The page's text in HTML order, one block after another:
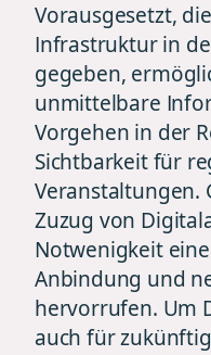
Vorausgesetzt,
Infrastruktur in
gegeben,
unmittelbare
Vorgehen in der
Sichtbarkeit für
Veranstaltungen.
Zuzug von
Notwenigkeit
Anbindung und
hervorrufen. Um
auch für